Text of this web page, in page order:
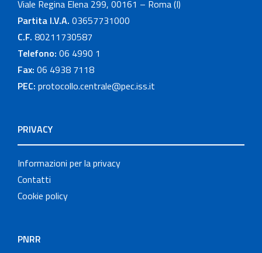
Viale Regina Elena 299, 00161 – Roma (I)
Partita I.V.A. 03657731000
C.F. 80211730587
Telefono: 06 4990 1
Fax: 06 4938 7118
PEC: protocollo.centrale@pec.iss.it
PRIVACY
Informazioni per la privacy
Contatti
Cookie policy
PNRR